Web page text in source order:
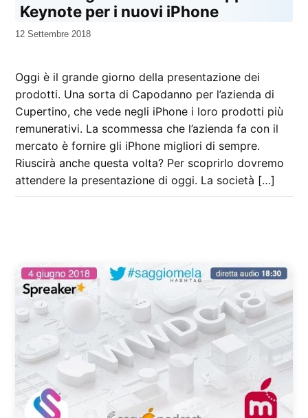
Keynote per i nuovi iPhone
da
12 Settembre 2018
Oggi è il grande giorno della presentazione dei
prodotti. Una sorta di Capodanno per l’azienda di
Cupertino, che vede negli iPhone i loro prodotti più
remunerativi. La scommessa che l’azienda fa con il
mercato è fornire gli iPhone migliori di sempre.
Riuscirà anche questa volta? Per scoprirlo dovremo
attendere la presentazione di oggi. La società […]